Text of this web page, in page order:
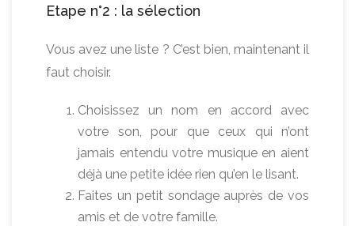
Etape n°2 : la sélection
Vous avez une liste ? C’est bien, maintenant il
faut choisir.
Choisissez un nom en accord avec
votre son, pour que ceux qui n’ont
jamais entendu votre musique en aient
déjà une petite idée rien qu’en le lisant.
Faites un petit sondage auprès de vos
amis et de votre famille.